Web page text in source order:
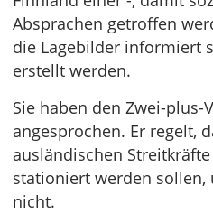
Absprachen getroffen
die Lagebilder informiert
erstellt werden.
Sie haben den Zwei-plus-
angesprochen. Er regelt,
ausländischen
stationiert werden sollen,
nicht.